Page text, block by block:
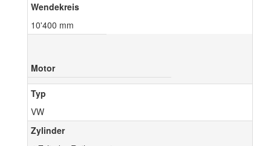
Wendekreis
10'400 mm
Motor
Typ
VW
Zylinder